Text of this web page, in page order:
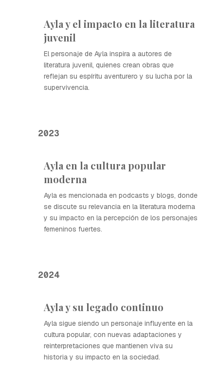
Ayla y el impacto en la literatura
juvenil
El personaje de Ayla inspira a autores de
literatura juvenil, quienes crean obras que
reflejan su espíritu aventurero y su lucha por la
supervivencia.
2023
Ayla en la cultura popular
moderna
Ayla es mencionada en podcasts y blogs, donde
se discute su relevancia en la literatura moderna
y su impacto en la percepción de los personajes
femeninos fuertes.
2024
Ayla y su legado continuo
Ayla sigue siendo un personaje influyente en la
cultura popular, con nuevas adaptaciones y
reinterpretaciones que mantienen viva su
historia y su impacto en la sociedad.